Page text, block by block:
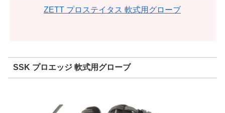
ZETT プロステイタス 軟式用グローブ
SSK プロエッジ 軟式用グローブ